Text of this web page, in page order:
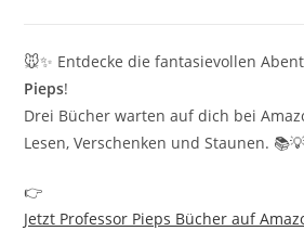
🐭✨ Entdecke die fantasievollen
Pieps!
Drei Bücher warten auf dich bei
Lesen, Verschenken und Staunen. 📚💡
👉
Jetzt Professor Pieps Bücher auf